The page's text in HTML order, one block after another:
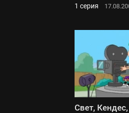
1 серия
Свет,